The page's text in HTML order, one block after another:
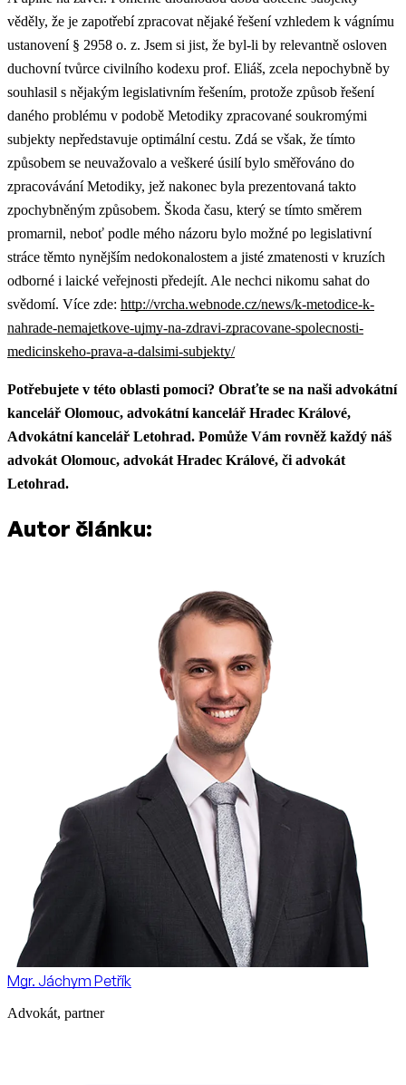
věděly, že je zapotřebí zpracovat nějaké řešení vzhledem k vágnímu
ustanovení § 2958 o. z. Jsem si jist, že byl-li by relevantně osloven
duchovní tvůrce civilního kodexu prof. Eliáš, zcela nepochybně by
souhlasil s nějakým legislativním řešením, protože způsob řešení
daného problému v podobě Metodiky zpracované soukromými
subjekty nepředstavuje optimální cestu. Zdá se však, že tímto
způsobem se neuvažovalo a veškeré úsilí bylo směřováno do
zpracovávání Metodiky, jež nakonec byla prezentovaná takto
zpochybněným způsobem. Škoda času, který se tímto směrem
promarnil, neboť podle mého názoru bylo možné po legislativní
stráce těmto nynějším nedokonalostem a jisté zmatenosti v kruzích
odborné i laické veřejnosti předejít. Ale nechci nikomu sahat do
svědomí. Více zde: http://vrcha.webnode.cz/news/k-metodice-k-
nahrade-nemajetkove-ujmy-na-zdravi-zpracovane-spolecnosti-
medicinskeho-prava-a-dalsimi-subjekty/
Potřebujete v této oblasti pomoci? Obraťte se na naši advokátní
kancelář Olomouc, advokátní kancelář Hradec Králové,
Advokátní kancelář Letohrad. Pomůže Vám rovněž každý náš
advokát Olomouc, advokát Hradec Králové, či advokát
Letohrad.
Autor článku:
Mgr. Jáchym Petřík
Advokát, partner